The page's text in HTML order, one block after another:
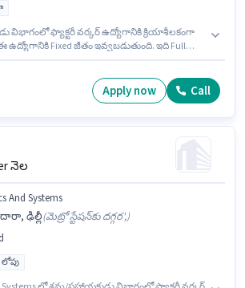
విభాగంలో ఫ్యాక్టరీ వర్కర్ ఉద్యోగానికి క్రియాశీలకంగా
Fixed జీతం ఇవ్వబడుతుంది. ఇది Full
కలిగి ఉండాలి. ఈ ఉద్యోగం ఫ్రెషర్ కోసం
నెలకు ₹15000 వరకు సంపాదించవచ్చు.
Apply now Call
నెల
And Systems
ఢిల్లీ(మెట్రో స్టేషన్‌కు దగ్గర',)
లోపు